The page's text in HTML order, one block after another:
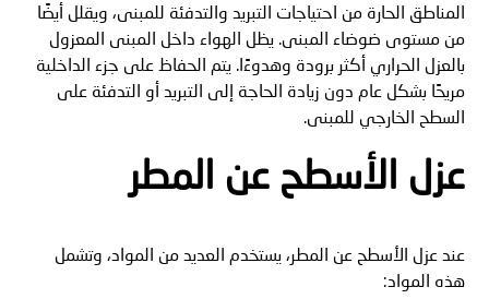
المناطق الحارة من احتياجات التبريد والتدفئة للمبنى، ويقلل أيضًا
من مستوى ضوضاء المبنى. يظل الهواء داخل المبنى المعزول
بالعزل الحراري أكثر برودة وهدوءًا. يتم الحفاظ على جزء الداخلية
مريحًا بشكل عام دون زيادة الحاجة إلى التبريد أو التدفئة على
السطح الخارجي للمبنى.
عزل الأسطح عن المطر
عند عزل الأسطح عن المطر، يستخدم العديد من المواد، وتشمل
هذه المواد: